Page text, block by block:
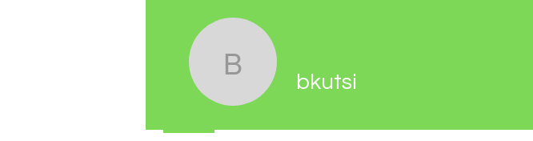
bkutsibkutsi